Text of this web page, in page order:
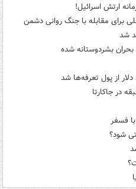
ارتش اسرائیل!
برای مقابله با جنگ روانی دشمن
شد
بحران بشردوستانه شده
فسفر
شود؟